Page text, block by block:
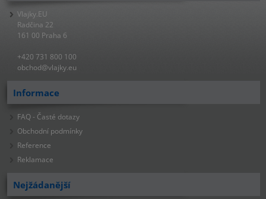
Vlajky.EU
Radčina 22
161 00 Praha 6
+420 731 800 100
obchod@vlajky.eu
Informace
FAQ - Časté dotazy
Obchodní podmínky
Reference
Reklamace
Nejžádanější